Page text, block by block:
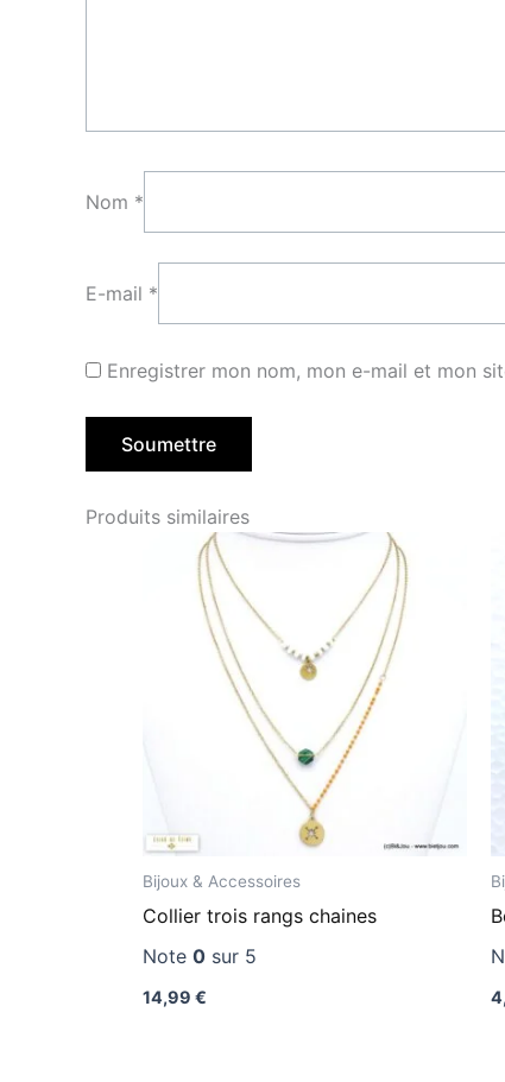
Nom *
E-mail *
Enregistrer mon nom, mon e-mail et mon
Produits similaires
Bijoux & Accessoires
Collier trois rangs chaines
Note 0 sur 5
14,99 €